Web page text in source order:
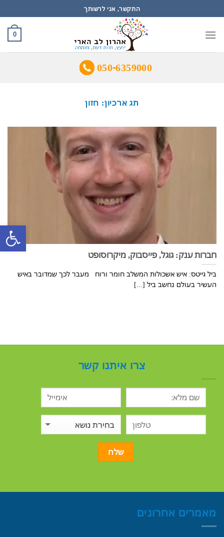
פתח
to
content
התקשר, אני לרשותך
0
050-6359000
תג ארכיון: חזון
חברות ענק: גוגל, פייסבוק, מיקרוסופט
ביל גייטס: איש אשכולות המשלב חומר ורוח מעבר לכך שמדובר באיש
העשיר בעולם נחשב ביל [...]
צרו איתנו קשר
מאמרים אחרונים